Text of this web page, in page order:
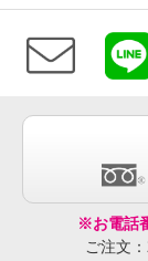
※お電話
ご注文